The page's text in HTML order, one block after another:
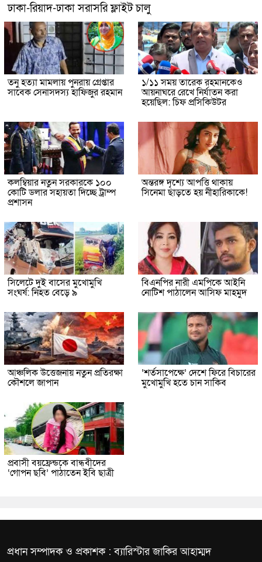
ঢাকা-রিয়াদ-ঢাকা সরাসরি ফ্লাইট চালু
তনু হত্যা মামলায় পুনরায় গ্রেপ্তার
সাবেক সেনাসদস্য হাফিজুর রহমান
১/১১ সময় তারেক রহমানকেও
আয়নাঘরে রেখে নির্যাতন করা
হয়েছিল: চিফ প্রসিকিউটর
কলম্বিয়ার নতুন সরকারকে ১০০
কোটি ডলার সহায়তা দিচ্ছে ট্রাম্প
প্রশাসন
অন্তরঙ্গ দৃশ্যে আপত্তি থাকায়
সিনেমা ছাড়তে হয় নীহারিকাকে!
সিলেটে দুই বাসের মুখোমুখি
সংঘর্ষ: নিহত বেড়ে ৯
বিএনপির নারী এমপিকে আইনি
নোটিশ পাঠালেন আসিফ মাহমুদ
আঞ্চলিক উত্তেজনায় নতুন প্রতিরক্ষা
কৌশলে জাপান
‘শর্তসাপেক্ষে’ দেশে ফিরে বিচারের
মুখোমুখি হতে চান সাকিব
প্রবাসী বয়ফ্রেন্ডকে বান্ধবীদের
‘গোপন ছবি’ পাঠাতেন ইবি ছাত্রী
প্রধান সম্পাদক ও প্রকাশক : ব্যারিস্টার জাকির আহাম্মদ